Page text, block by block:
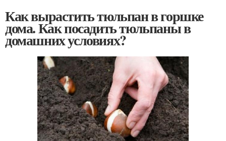
Как вырастить тюльпан в горшке
дома. Как посадить тюльпаны в
домашних условиях?